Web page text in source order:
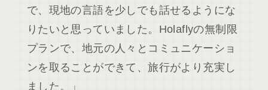
で、現地の言語を少しでも話せるようにな
りたいと思っていました。Holaflyの無制限
プランで、地元の人々とコミュニケーショ
ンを取ることができて、旅行がより充実し
ました。」